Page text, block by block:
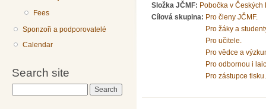
Fees
Sponzoři a podporovatelé
Calendar
Search site
Složka JČMF: Pobočka v
Cílová skupina: Pro členy JČMF.
Pro žáky a
Pro učitele.
Pro vědce a
Pro odbornou i
Pro zástupce tisku.